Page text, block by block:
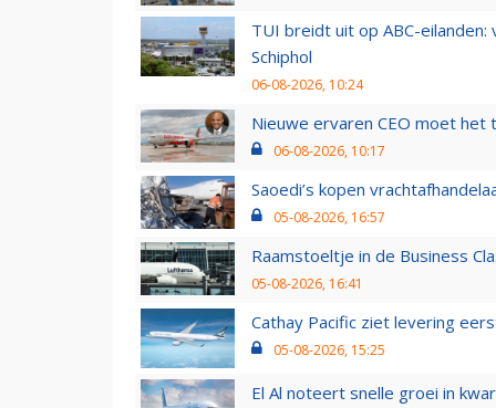
TUI breidt uit op ABC-
Schiphol
06-08-2026, 10:24
Nieuwe ervaren CEO moet het
06-08-2026, 10:17
Saoedi’s kopen
05-08-2026, 16:57
Raamstoeltje in de Business
05-08-2026, 16:41
Cathay Pacific ziet levering
05-08-2026, 15:25
El Al noteert snelle groei in